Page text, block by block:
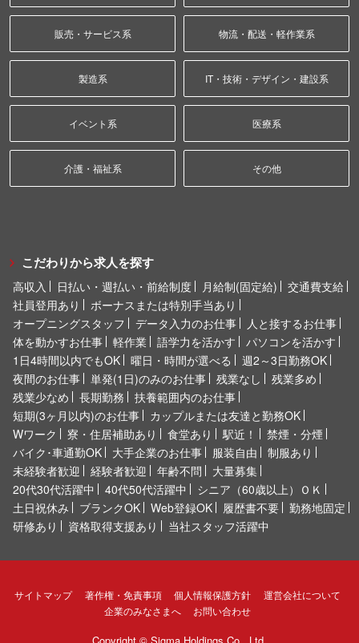
販売・サービス系 物流・配送・軽作業系
製造系 IT・技術・デザイン・建設系
イベント系 医療系
介護・福祉系 その他
こだわりから求人を探す
高収入 日払い・週払い・前給制度 月給制(固定給)
交通費支給
社員登用あり
ボーナスまたは特別手当あり
オープニングスタッフ
データ入力のお仕事
人と接するお仕事
体を動かすお仕事
軽作業 語学力を活かす
パソコンを活かす
1日4時間以内でもOK
曜日・時間が選べる
週2～3日勤務OK
夜間のお仕事
単発(1日)のみのお仕事 残業なし
残業多め
残業少なめ
長期勤務
扶養範囲内のお仕事
短期(3ヶ月以内)のお仕事
カップルまたは友達と勤務OK
Wワーク
寮・住居補助あり 食堂あり 駅近！
禁煙・分煙
バイク･車通勤OK
大手企業のお仕事 服装自由
制服あり
未経験者歓迎
経験者歓迎 年齢不問
大量募集
20代30代活躍中
40代50代活躍中
シニア（60歳以上）ＯＫ
土日祝休み
ブランクOK Web登録OK 履歴書不要
勤務地固定
研修あり
資格取得支援あり 当社スタッフ活躍中
サイトマップ 著作権・免責事項 個人情報保護方針
運営会社について
企業のみなさまへ
お問い合わせ